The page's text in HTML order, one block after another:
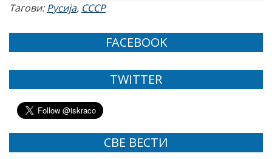
Тагови:Русија, СССР
FACEBOOK
TWITTER
СВЕ ВЕСТИ